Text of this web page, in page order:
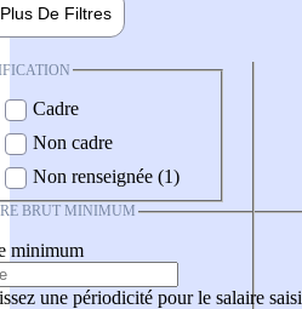
Plus De Filtres
Cadre
Non cadre
Non renseignée (1)
BRUT MINIMUM
minimum
une périodicité pour le salaire saisi